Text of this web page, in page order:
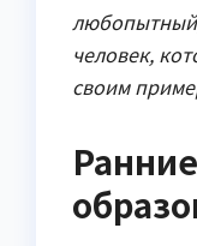
человек,
своим